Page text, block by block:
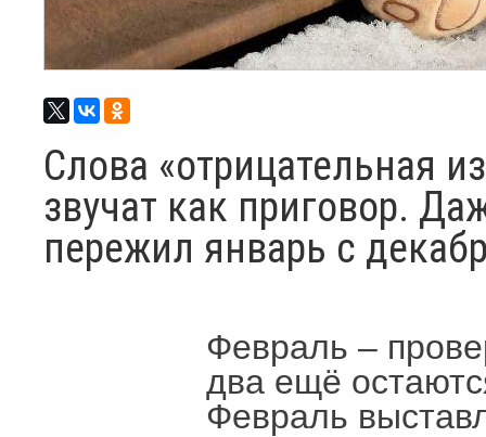
Слова «отрицательная
звучат как приговор.
пережил январь с
Февраль –
два ещё
Февраль